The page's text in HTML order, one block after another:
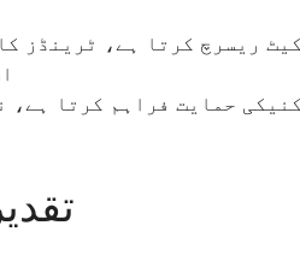
ریسرچ کرتا ہے، ٹرینڈز
حمایت فراہم کرتا ہے،